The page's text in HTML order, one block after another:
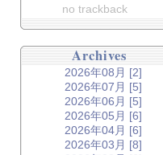
no trackback
Archives
2026年08月 [2]
2026年07月 [5]
2026年06月 [5]
2026年05月 [6]
2026年04月 [6]
2026年03月 [8]